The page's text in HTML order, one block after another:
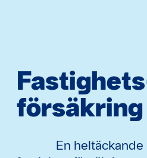
försäkring
En heltäckande